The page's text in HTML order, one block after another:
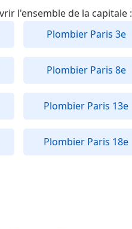
l'ensemble de la capitale :
Plombier Paris 3e
Plombier Paris 8e
Plombier Paris 13e
Plombier Paris 18e